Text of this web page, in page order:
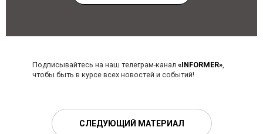
Подписывайтесь на наш телеграм-канал «INFORMER»,
чтобы быть в курсе всех новостей и событий!
СЛЕДУЮЩИЙ МАТЕРИАЛ